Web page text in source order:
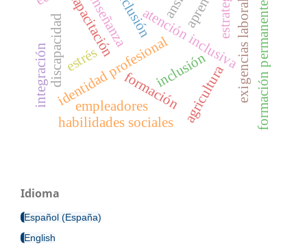
formación
atención inclusiva
identidad profesional
enseñanza
inclusión
exclusión
discapacidadcapacitación
estrés exigencias laboralesformación permanente
agricultura
habilidades sociales
integración empleadores
estrategia
Idioma
Español (España)
English